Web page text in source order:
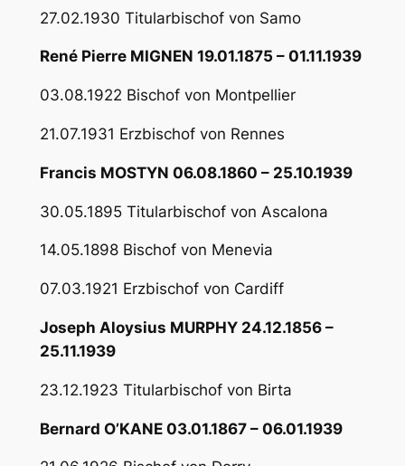
27.02.1930 Titularbischof von Samo
René Pierre MIGNEN 19.01.1875 – 01.11.1939
03.08.1922 Bischof von Montpellier
21.07.1931 Erzbischof von Rennes
Francis MOSTYN 06.08.1860 – 25.10.1939
30.05.1895 Titularbischof von Ascalona
14.05.1898 Bischof von Menevia
07.03.1921 Erzbischof von Cardiff
Joseph Aloysius MURPHY 24.12.1856 –
25.11.1939
23.12.1923 Titularbischof von Birta
Bernard O’KANE 03.01.1867 – 06.01.1939